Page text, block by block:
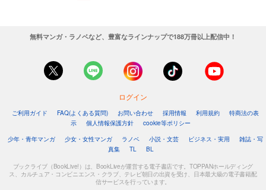
無料マンガ・ラノベなど、豊富なラインナップで188万冊以上配信中！
ログイン
ご利用ガイド FAQ(よくある質問) お問い合わせ 採用情報 利用規約
特商法の表
示
個人情報保護方針
cookie等ポリシー
少年・青年マンガ
少女・女性マンガ ラノベ 小説・文芸 ビジネス・実用
雑誌・写
真集
TL BL
ブックライブ（BookLive!）は、BookLiveが運営する電子書店です。TOPPANホールディング
ス、カルチュア・コンビニエンス・クラブ、テレビ朝日の出資を受け、日本最大級の電子書籍配
信サービスを行っています。